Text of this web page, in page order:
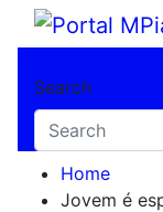
Portal
Search
Home
Jovem é